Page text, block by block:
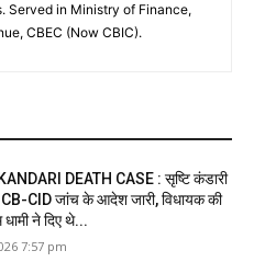
Served in Ministry of Finance,
CBEC (Now CBIC).
DEATH CASE : सृष्टि कंडारी
CB-CID जांच के आदेश जारी, विधायक की
धामी ने दिए थे...
7:57 pm